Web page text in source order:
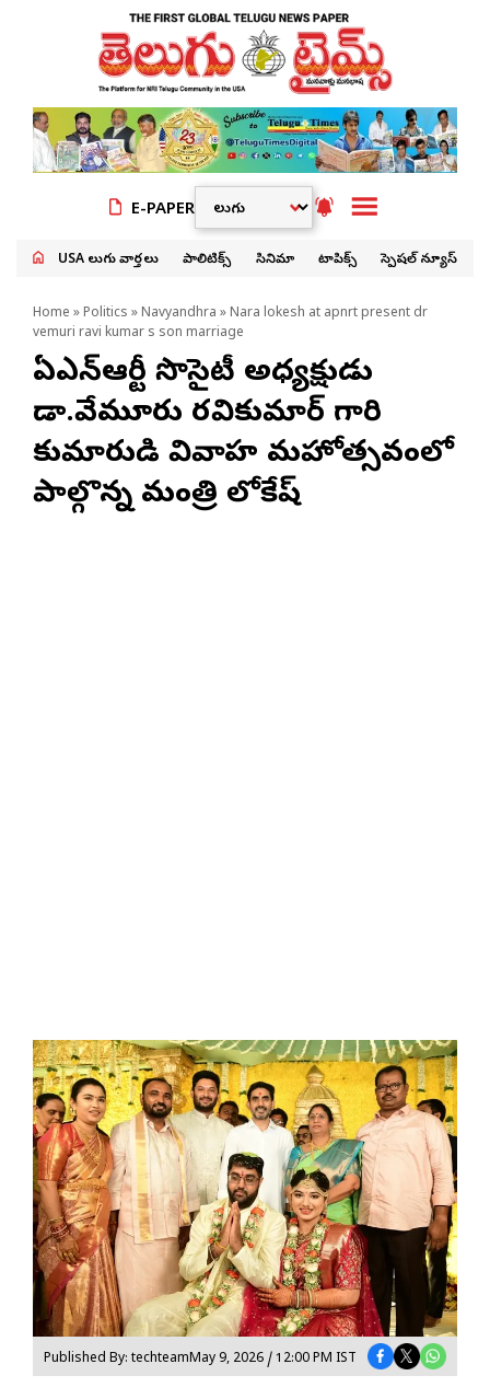
E-PAPER
USA తెలుగు వార్తలు పాలిటిక్స్ సినిమా టాపిక్స్ స్పెషల్ న్యూస్
Home » Politics » Navyandhra » Nara lokesh at apnrt present dr
vemuri ravi kumar s son marriage
ఏపీఎన్ఆర్టీ సొసైటీ అధ్యక్షుడు
డా.వేమూరు రవికుమార్ గారి
కుమారుడి వివాహ మహోత్సవంలో
పాల్గొన్న మంత్రి లోకేష్
Published By: techteamMay 9, 2026 / 12:00 PM IST